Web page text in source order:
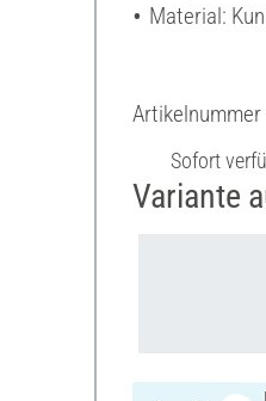
Material:
Artikelnummer
Sofort
Variante